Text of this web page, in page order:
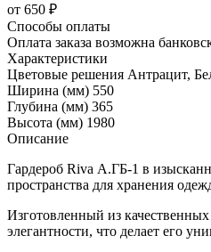
от 650 ₽
Способы оплаты
Оплата заказа возможна
Характеристики
Цветовые решения Антрацит,
Ширина (мм) 550
Глубина (мм) 365
Высота (мм) 1980
Описание
Гардероб Riva А.ГБ-1 в
пространства для хранения
Изготовленный из
элегантности, что делает его